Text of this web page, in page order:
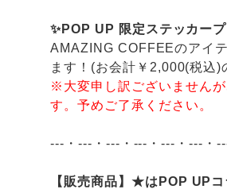
✨POP UP 限定ステッカー
AMAZING COFFEEのアイ
ます！(お会計￥2,000(税込
※大変申し訳ございません
す。予めご了承ください。
---・---・---・---・---・---・
【販売商品】★はPOP UP